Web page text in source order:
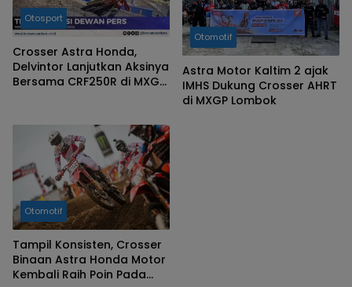
Otosport
Crosser Astra Honda,
Delvintor Lanjutkan Aksinya
Bersama CRF250R di MXGP
Otomotif
Astra Motor Kaltim 2 ajak
IMHS Dukung Crosser AHRT
di MXGP Lombok
Otomotif
Tampil Konsisten, Crosser
Binaan Astra Honda Motor
Kembali Raih Poin Pada